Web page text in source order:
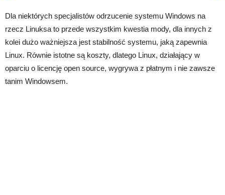
Dla niektórych specjalistów odrzucenie systemu Windows na
rzecz Linuksa to przede wszystkim kwestia mody, dla innych z
kolei dużo ważniejsza jest stabilność systemu, jaką zapewnia
Linux. Równie istotne są koszty, dlatego Linux, działający w
oparciu o licencję open source, wygrywa z płatnym i nie zawsze
tanim Windowsem.